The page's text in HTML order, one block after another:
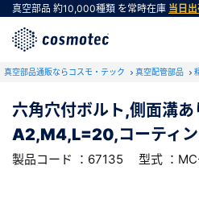
真空部品 約10,000種類 を常時在庫 当日
真空部品通販ならコスモ・テック 真空配管部品
六角穴付ボルト,側面溝あ
A2,M4,L=20,コーティン
製品コード ：67135 型式 ：
RoHS2適合報告書
下記製品のRoHS2適合報告書の
六角穴付ボルト,側面溝あり
A2,M4,L=20,コーティングな
型式 ：MC-420-SV 製品コード
会員登録がお済
会員登録をすれば、便利な